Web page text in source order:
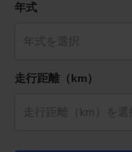
年式
走行距離（km）